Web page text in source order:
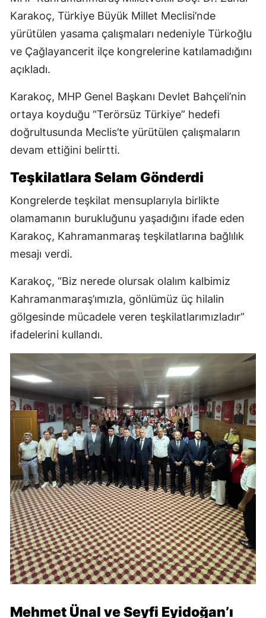
Karakoç, Türkiye Büyük Millet Meclisi’nde
yürütülen yasama çalışmaları nedeniyle Türkoğlu
ve Çağlayancerit ilçe kongrelerine katılamadığını
açıkladı.
Karakoç, MHP Genel Başkanı Devlet Bahçeli’nin
ortaya koyduğu “Terörsüz Türkiye” hedefi
doğrultusunda Meclis’te yürütülen çalışmaların
devam ettiğini belirtti.
Teşkilatlara Selam Gönderdi
Kongrelerde teşkilat mensuplarıyla birlikte
olamamanın burukluğunu yaşadığını ifade eden
Karakoç, Kahramanmaraş teşkilatlarına bağlılık
mesajı verdi.
Karakoç, “Biz nerede olursak olalım kalbimiz
Kahramanmaraş’ımızla, gönlümüz üç hilalin
gölgesinde mücadele veren teşkilatlarımızladır”
ifadelerini kullandı.
Mehmet Ünal ve Seyfi Eyidoğan’ı